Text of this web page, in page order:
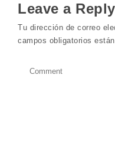
Leave a
Tu dirección de correo
campos obligatorios